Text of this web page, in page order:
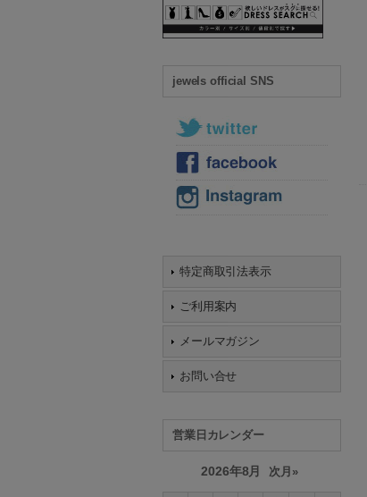
jewels official SNS
特定商取引法表示
ご利用案内
メールマガジン
お問い合せ
営業日カレンダー
2026年8月 次月»